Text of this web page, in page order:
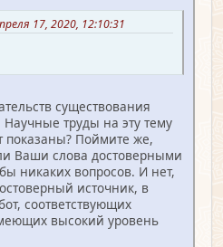
17, 2020, 12:10:31
существования
Научные труды на эту тему
Поймите же,
Ваши слова достоверными
никаких вопросов. И нет,
источник, в
соответствующих
высокий уровень